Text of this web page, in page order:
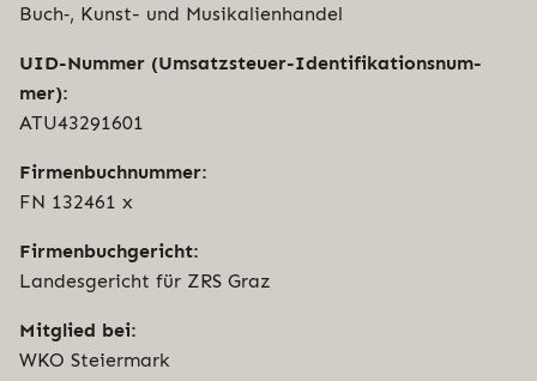
Buch‑, Kunst- und Musikalienhandel
UID-Nummer (Umsatz­steu­er-Iden­ti­fi­ka­ti­ons­num­
mer):
ATU43291601
Fir­men­buch­num­mer:
FN 132461 x
Fir­men­buch­ge­richt:
Lan­des­ge­richt für ZRS Graz
Mitglied bei:
WKO Steiermark